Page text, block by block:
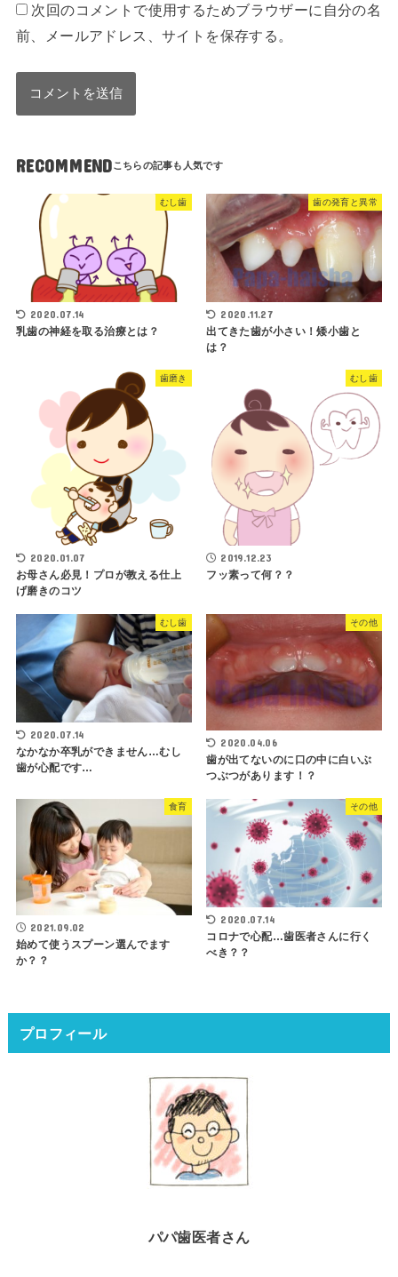
次回のコメントで使用するためブラウザーに自分の名
前、メールアドレス、サイトを保存する。
RECOMMEND
むし歯
2020.07.14
乳歯の神経を取る治療とは？
歯の発育と異常
2020.11.27
出てきた歯が小さい！矮小歯と
は？
歯磨き
2020.01.07
お母さん必見！プロが教える仕上
げ磨きのコツ
むし歯
2019.12.23
フッ素って何？？
むし歯
2020.07.14
なかなか卒乳ができません…むし
歯が心配です…
その他
2020.04.06
歯が出てないのに口の中に白いぶ
つぶつがあります！？
食育
2021.09.02
始めて使うスプーン選んでます
か？？
その他
2020.07.14
コロナで心配…歯医者さんに行く
べき？？
プロフィール
パパ歯医者さん